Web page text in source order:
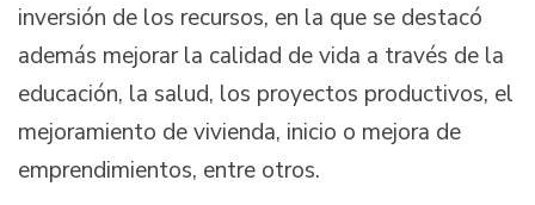
inversión de los recursos, en la que se destacó
además mejorar la calidad de vida a través de la
educación, la salud, los proyectos productivos, el
mejoramiento de vivienda, inicio o mejora de
emprendimientos, entre otros.